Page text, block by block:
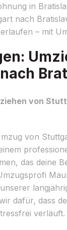
in
nach
– mit
von
von
das deine
dafür, dass
verläuft.